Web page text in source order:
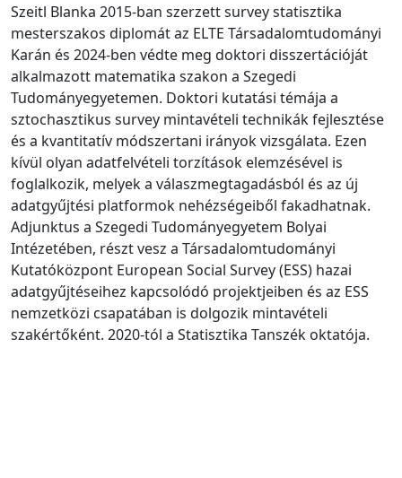
Szeitl Blanka 2015-ban szerzett survey statisztika
mesterszakos diplomát az ELTE Társadalomtudományi
Karán és 2024-ben védte meg doktori disszertációját
alkalmazott matematika szakon a Szegedi
Tudományegyetemen. Doktori kutatási témája a
sztochasztikus survey mintavételi technikák fejlesztése
és a kvantitatív módszertani irányok vizsgálata. Ezen
kívül olyan adatfelvételi torzítások elemzésével is
foglalkozik, melyek a válaszmegtagadásból és az új
adatgyűjtési platformok nehézségeiből fakadhatnak.
Adjunktus a Szegedi Tudományegyetem Bolyai
Intézetében, részt vesz a Társadalomtudományi
Kutatóközpont European Social Survey (ESS) hazai
adatgyűjtéseihez kapcsolódó projektjeiben és az ESS
nemzetközi csapatában is dolgozik mintavételi
szakértőként. 2020-tól a Statisztika Tanszék oktatója.